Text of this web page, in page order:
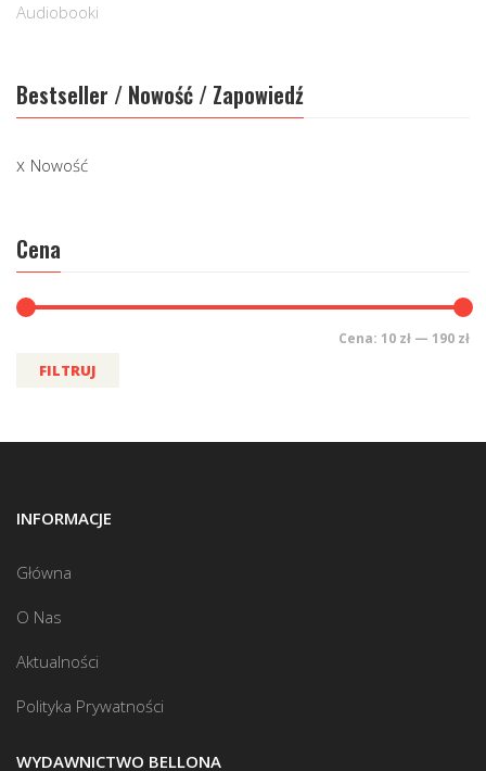
Audiobooki
Bestseller / Nowość / Zapowiedź
Nowość
Cena
FILTRUJ
Cena: 10 zł — 190 zł
INFORMACJE
Główna
O Nas
Aktualności
Polityka Prywatności
WYDAWNICTWO BELLONA